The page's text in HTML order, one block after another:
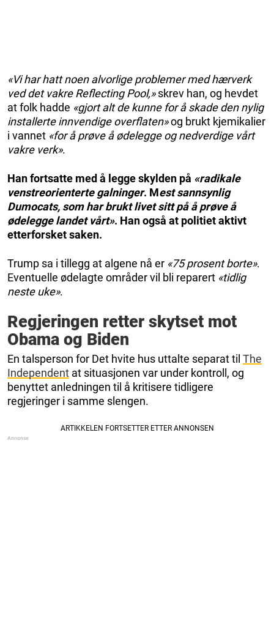
«Vi har hatt noen alvorlige problemer med hærverk
ved det vakre Reflecting Pool,»skrev han, og hevdet
at folk hadde «gjort alt de kunne for å skade den nylig
installerte innvendige overflaten»og brukt kjemikalier
i vannet «for å prøve å ødelegge og nedverdige vårt
vakre verk».
Han fortsatte med å legge skylden på «radikale
venstreorienterte galninger. Mest sannsynlig
Dumocats, som har brukt livet sitt på å prøve å
ødelegge landet vårt». Han også at politiet aktivt
etterforsket saken.
Trump sa i tillegg at algene nå er «75 prosent borte».
Eventuelle ødelagte områder vil bli reparert «tidlig
neste uke».
Regjeringen retter skytset mot
Obama og Biden
En talsperson for Det hvite hus uttalte separat til The
Independent at situasjonen var under kontroll, og
benyttet anledningen til å kritisere tidligere
regjeringer i samme slengen.